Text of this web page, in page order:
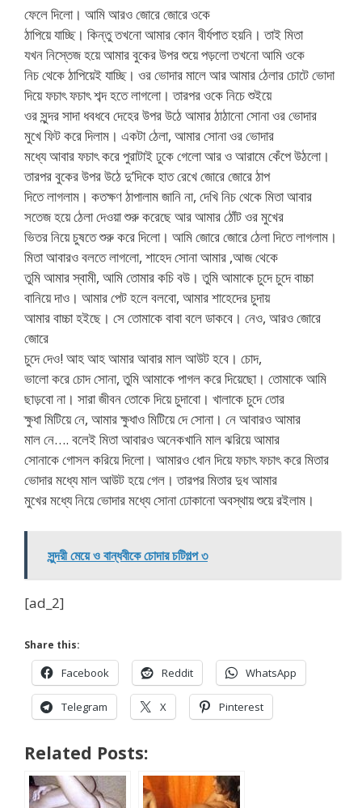
ফেলে দিলো। আমি আরও জোরে জোরে ওকে
ঠাপিয়ে যাচ্ছি। কিন্তু তখনো আমার কোন বীর্যপাত হয়নি। তাই মিতা
যখন নিস্তেজ হয়ে আমার বুকের উপর শুয়ে পড়লো তখনো আমি ওকে
নিচ থেকে ঠাপিয়েই যাচ্ছি। ওর ভোদার মালে আর আমার ঠেলার চোটে ভোদা
দিয়ে ফচাৎ ফচাৎ শব্দ হতে লাগলো। তারপর ওকে নিচে শুইয়ে
ওর সুন্দর সাদা ধবধবে দেহের উপর উঠে আমার ঠাঠানো সোনা ওর ভোদার
মুখে ফিট করে দিলাম। একটা ঠেলা, আমার সোনা ওর ভোদার
মধ্যে আবার ফচাৎ করে পুরাটাই ঢুকে গেলো আর ও আরামে কেঁপে উঠলো।
তারপর বুকের উপর উঠে দু’দিকে হাত রেখে জোরে জোরে ঠাপ
দিতে লাগলাম। কতক্ষণ ঠাপালাম জানি না, দেখি নিচ থেকে মিতা আবার
সতেজ হয়ে ঠেলা দেওয়া শুরু করেছে আর আমার ঠোঁট ওর মুখের
ভিতর নিয়ে চুষতে শুরু করে দিলো। আমি জোরে জোরে ঠেলা দিতে লাগলাম।
মিতা আবারও বলতে লাগলো, শাহেদ সোনা আমার ,আজ থেকে
তুমি আমার স্বামী, আমি তোমার কচি বউ। তুমি আমাকে চুদে চুদে বাচ্চা
বানিয়ে দাও। আমার পেট হলে বলবো, আমার শাহেদের চুদায়
আমার বাচ্চা হইছে। সে তোমাকে বাবা বলে ডাকবে। নেও, আরও জোরে
জোরে
চুদে দেও! আহ আহ আমার আবার মাল আউট হবে। চোদ,
ভালো করে চোদ সোনা, তুমি আমাকে পাগল করে দিয়েছো। তোমাকে আমি
ছাড়বো না। সারা জীবন তোকে দিয়ে চুদাবো। খালাকে চুদে তোর
ক্ষুধা মিটিয়ে নে, আমার ক্ষুধাও মিটিয়ে দে সোনা। নে আবারও আমার
মাল নে…. বলেই মিতা আবারও অনেকখানি মাল ঝরিয়ে আমার
সোনাকে গোসল করিয়ে দিলো। আমারও ধোন দিয়ে ফচাৎ ফচাৎ করে মিতার
ভোদার মধ্যে মাল আউট হয়ে গেল। তারপর মিতার দুধ আমার
মুখের মধ্যে নিয়ে ভোদার মধ্যে সোনা ঢোকানো অবস্থায় শুয়ে রইলাম।
সুন্দরী মেয়ে ও বান্ধবীকে চোদার চটিগল্প ৩
[ad_2]
Share this:
Facebook Reddit WhatsApp
Telegram X Pinterest
Related Posts: